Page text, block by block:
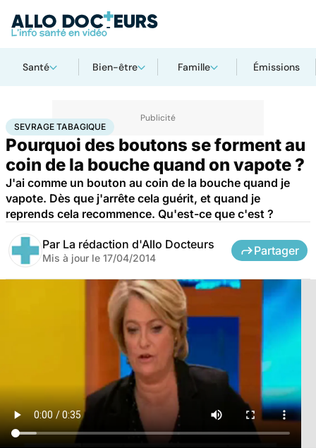
Santé Bien-être Famille Émissions
AccueilSantéSevrage tabagique
SEVRAGE TABAGIQUE
Pourquoi des boutons se forment au
coin de la bouche quand on vapote ?
J'ai comme un bouton au coin de la bouche quand je
vapote. Dès que j'arrête cela guérit, et quand je
reprends cela recommence. Qu'est-ce que c'est ?
Par La rédaction d'Allo Docteurs
Mis à jour le 17/04/2014
Partager